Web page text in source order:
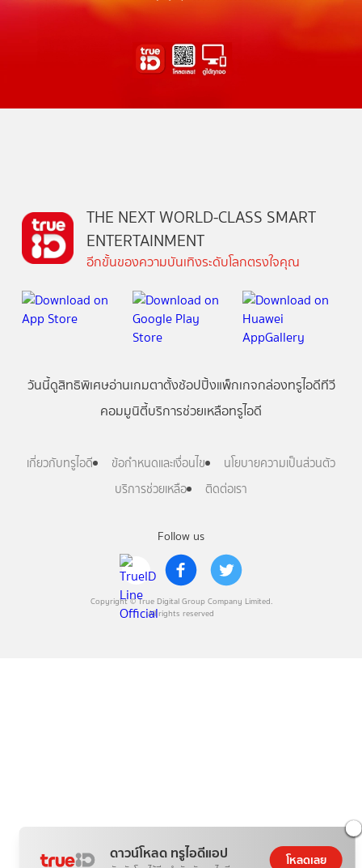
ดาวน์โหลด ทรูไอดีแอป โหลดเลย
Follow us
Copyright © True Digital Group Company Limited.
All rights reserved
THE NEXT WORLD-CLASS SMART
ENTERTAINMENT
อีกขั้นของความบันเทิงระดับโลกตรงใจคุณ
วันนี้ดูสิทธิพิเศษอ่านเกมตาตั้งช้อปปิ้งแพ็กเกจกล่องทรูไอดีทีวี
คอมมูนิตี้บริการช่วยเหลือทรูไอดี
เกี่ยวกับทรูไอดี ข้อกำหนดและเงื่อนไข
นโยบายความเป็นส่วนตัว
บริการช่วยเหลือ
ติดต่อเรา